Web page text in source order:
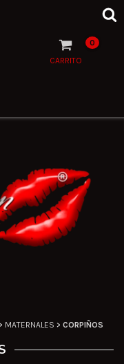
CARRITO
0
MATERNALES > CORPIÑOS